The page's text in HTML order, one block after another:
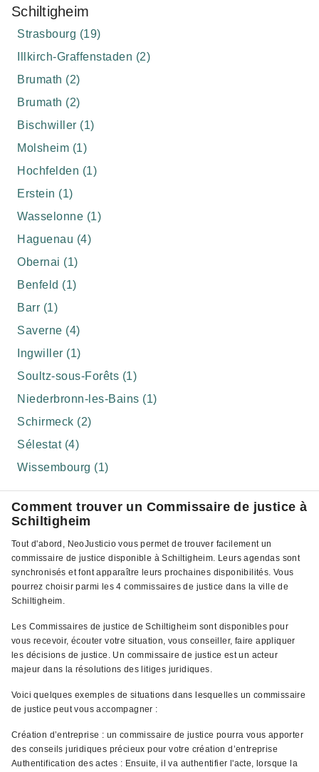
Schiltigheim
Strasbourg (19)
Illkirch-Graffenstaden (2)
Brumath (2)
Brumath (2)
Bischwiller (1)
Molsheim (1)
Hochfelden (1)
Erstein (1)
Wasselonne (1)
Haguenau (4)
Obernai (1)
Benfeld (1)
Barr (1)
Saverne (4)
Ingwiller (1)
Soultz-sous-Forêts (1)
Niederbronn-les-Bains (1)
Schirmeck (2)
Sélestat (4)
Wissembourg (1)
Comment trouver un Commissaire de justice à
Schiltigheim
Tout d'abord, NeoJusticio vous permet de trouver facilement un
commissaire de justice disponible à Schiltigheim. Leurs agendas sont
synchronisés et font apparaître leurs prochaines disponibilités. Vous
pourrez choisir parmi les 4 commissaires de justice dans la ville de
Schiltigheim.
Les Commissaires de justice de Schiltigheim sont disponibles pour
vous recevoir, écouter votre situation, vous conseiller, faire appliquer
les décisions de justice. Un commissaire de justice est un acteur
majeur dans la résolutions des litiges juridiques.
Voici quelques exemples de situations dans lesquelles un commissaire
de justice peut vous accompagner :
Création d’entreprise : un commissaire de justice pourra vous apporter
des conseils juridiques précieux pour votre création d’entreprise
Authentification des actes : Ensuite, il va authentifier l'acte, lorsque la